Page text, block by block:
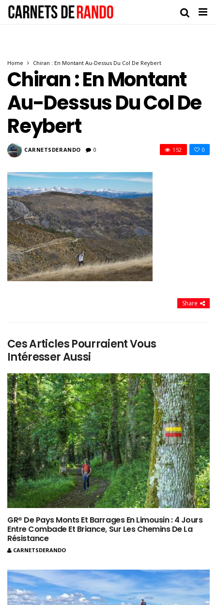
Home Chiran : En Montant Au-Dessus Du Col De Reybert
Chiran : En Montant
Au-Dessus Du Col De
Reybert
CARNETSDERANDO 0 0
152
Share
Ces Articles Pourraient Vous
Intéresser Aussi
GR® De Pays Monts Et Barrages En Limousin : 4 Jours
Entre Combade Et Briance, Sur Les Chemins De La
Résistance
CARNETSDERANDO